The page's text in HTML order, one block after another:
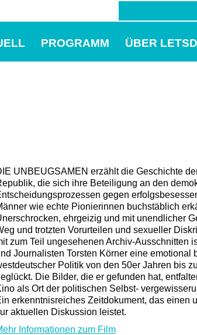
PROGRAMM ÜBER
UNBEUGSAMEN erzählt die Geschichte
die sich ihre Beteiligung an den
gegen
wie echte Pionierinnen buchstäblich
ehrgeizig und mit unendlicher
und trotzten Vorurteilen und sexueller
zum Teil ungesehenen Archiv-Ausschnitten
Journalisten Torsten Körner eine emotional
Politik von den 50er Jahren bis
Die Bilder, die er gefunden hat,
als Ort der politischen Selbst-
erkenntnisreiches Zeitdokument, das einen
aktuellen Diskussion leistet.
Informationen zum Film